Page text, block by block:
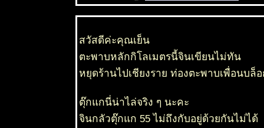
สวัสดีค่ะคุณเย็น
ตะพาบหลักกิโลเมตรนี้จินเขียนไม่ทัน
หยุดร้านไปเชียงราย ท่องตะพาบเพื่อนบล็
ตุ๊กแกนี่น่าไล่จริง ๆ นะคะ
จินกลัวตุ๊กแก 55 ไม่ถึงกับอยู่ด้วยกันไม่ได้